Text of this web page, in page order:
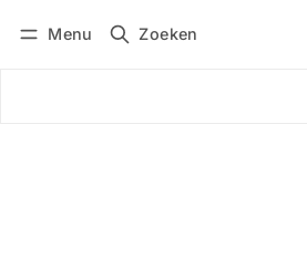
Menu Zoeken